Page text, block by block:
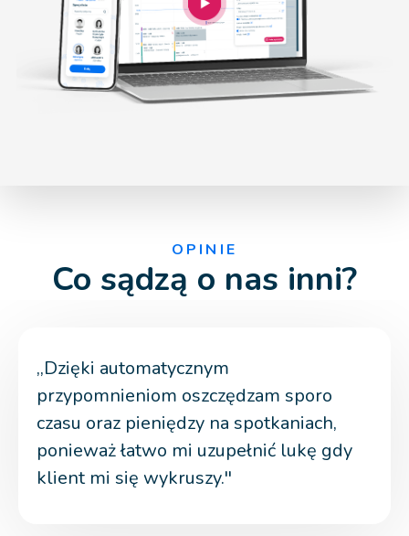
OPINIE
Co sądzą o nas inni?
,,Dzięki automatycznym
przypomnieniom oszczędzam sporo
czasu oraz pieniędzy na spotkaniach,
ponieważ łatwo mi uzupełnić lukę gdy
klient mi się wykruszy.''